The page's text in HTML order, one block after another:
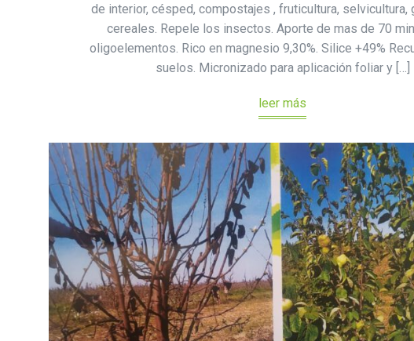
de interior, césped, compostajes , fruticultura, selvicultura,
cereales. Repele los insectos. Aporte de mas de 70
oligoelementos. Rico en magnesio 9,30%. Silice +49%
suelos. Micronizado para aplicación foliar y […]
leer más